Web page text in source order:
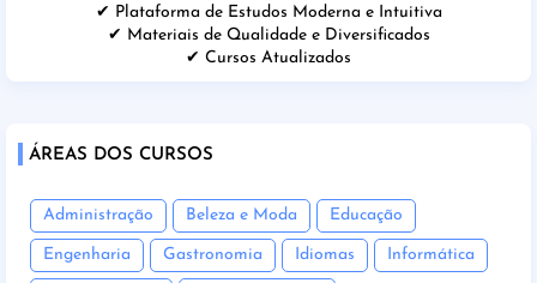
✔ Plataforma de Estudos Moderna e Intuitiva
✔ Materiais de Qualidade e Diversificados
✔ Cursos Atualizados
ÁREAS DOS CURSOS
Administração Beleza e Moda Educação
Engenharia Gastronomia Idiomas Informática